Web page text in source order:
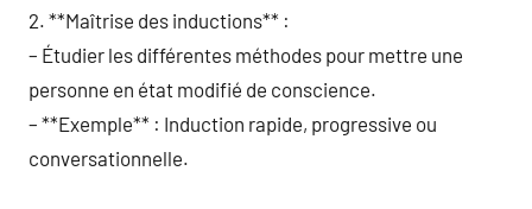
2. **Maîtrise des inductions** :
– Étudier les différentes méthodes pour mettre une
personne en état modifié de conscience.
– **Exemple** : Induction rapide, progressive ou
conversationnelle.